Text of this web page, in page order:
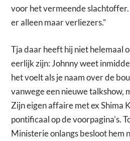
voor het vermeende
er alleen maar verliezers.”
Tja daar heeft hij niet helemaal
eerlijk zijn: Johnny weet
het voelt als je naam over de
vanwege een nieuwe talkshow,
Zijn eigen affaire met ex Shima
pontificaal op de voorpagina’s.
Ministerie onlangs besloot hem